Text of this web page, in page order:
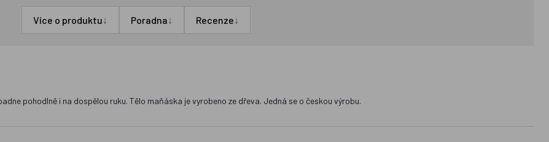
Více o produktu↓ Poradna↓ Recenze↓
pohodlně i na dospělou ruku. Tělo maňáska je vyrobeno ze dřeva. Jedná se o českou výrobu.